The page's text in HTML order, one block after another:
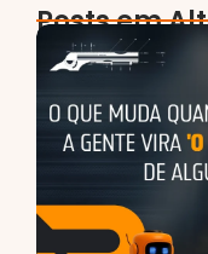
Posts em